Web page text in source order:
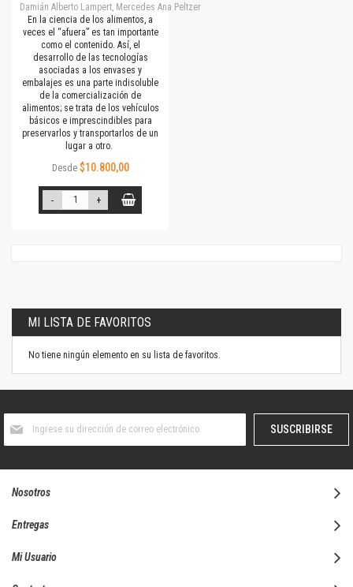
Damián Alberto Lampert, Mercedes Ana Peltzer
En la ciencia de los alimentos, a
veces el “afuera” es tan importante
como el contenido. Así, el
desarrollo de las tecnologías
asociadas a los envases y
embalajes es una parte indisoluble
de la comercialización de
alimentos; se trata de los vehículos
básicos e imprescindibles para
preservarlos y transportarlos de un
lugar a otro.
Desde $10.800,00
- +
MI LISTA DE FAVORITOS
No tiene ningún elemento en su lista de favoritos.
boletín
SUSCRIBIRSE
Nosotros
Entregas
Mi Usuario